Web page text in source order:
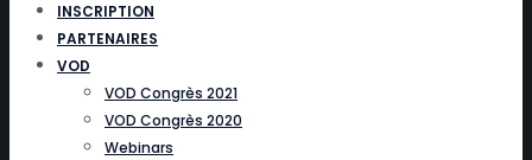
INSCRIPTION
PARTENAIRES
VOD
VOD Congrès 2021
VOD Congrès 2020
Webinars